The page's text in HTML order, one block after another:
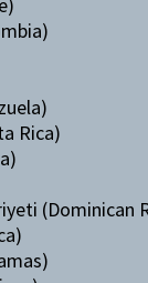
Rica)
(Dominican